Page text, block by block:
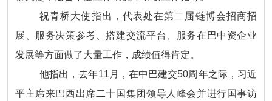
祝青桥大使指出，代表处在第二届链博会招商招
展、服务决策参考、搭建交流平台、服务在巴中资企业
发展等方面做了大量工作，成绩值得肯定。
他指出，去年11月，在中巴建交50周年之际，习近
平主席来巴西出席二十国集团领导人峰会并进行国事访